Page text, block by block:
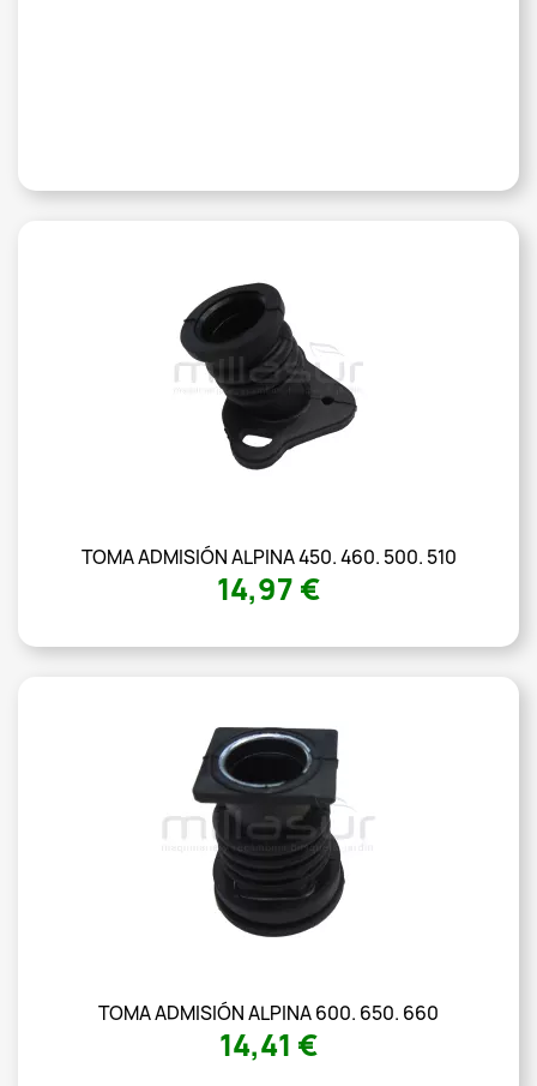
TOMA ADMISIÓN ALPINA 450. 460. 500. 510
14,97 €
TOMA ADMISIÓN ALPINA 600. 650. 660
14,41 €